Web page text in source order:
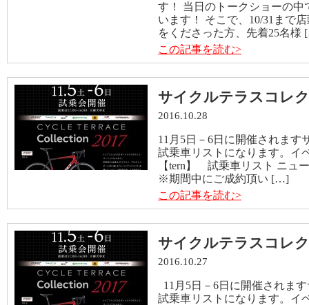
す！ 当日のトークショーの
います！ そこで、10/31まで
をくださった方、先着25名様
この記事を読む>
サイクルテラスコレ
2016.10.28
11月5日－6日に開催されます
試乗車リストになります。イ
【tern】 試乗車リスト ニュ
※期間中にご成約頂い […]
この記事を読む>
サイクルテラスコレ
2016.10.27
11月5日－6日に開催されま
試乗車リストになります。